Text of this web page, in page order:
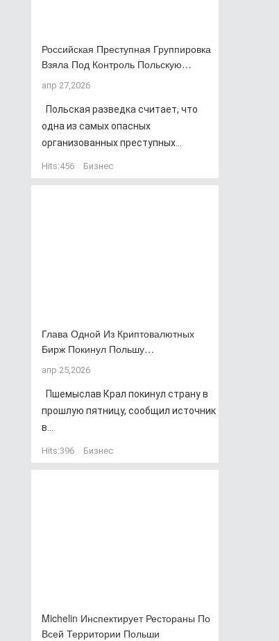
Российская Преступная Группировка
Взяла Под Контроль Польскую…
апр 27,2026
Польская разведка считает, что
одна из самых опасных
организованных преступных...
Hits:456 Бизнес
Глава Одной Из Криптовалютных
Бирж Покинул Польшу…
апр 25,2026
Пшемыслав Крал покинул страну в
прошлую пятницу, сообщил источник
в...
Hits:396 Бизнес
Michelin Инспектирует Рестораны По
Всей Территории Польши